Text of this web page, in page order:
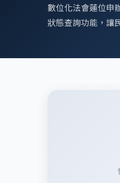
數位化法會蓮位申
狀態查詢功能，讓